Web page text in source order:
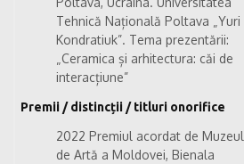
Tehnică Națională Poltava „Yuri
Kondratiuk”. Tema prezentării:
„Ceramica și arhitectura: căi de
interacțiune”
Premii / distincții / titluri onorifice
2022 Premiul acordat de Muzeul
de Artă a Moldovei, Bienala